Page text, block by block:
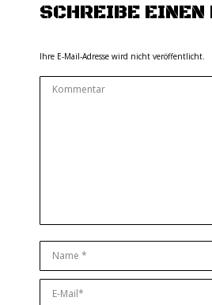
SCHREIBE EINEN
Ihre E-Mail-Adresse wird nicht veröffentlicht.
Kommentar
Name *
E-Mail *